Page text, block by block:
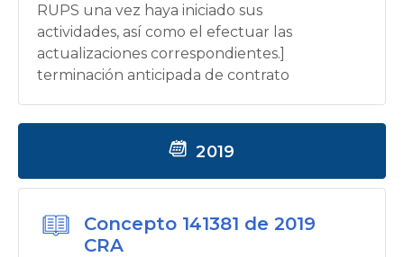
RUPS una vez haya iniciado sus
actividades, así como el efectuar las
actualizaciones correspondientes.]
terminación anticipada de contrato
2019
Concepto 141381 de 2019
CRA